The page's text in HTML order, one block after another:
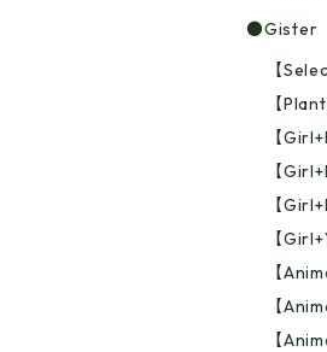
●Gister
【
【
【
【
【
【
【
【
【